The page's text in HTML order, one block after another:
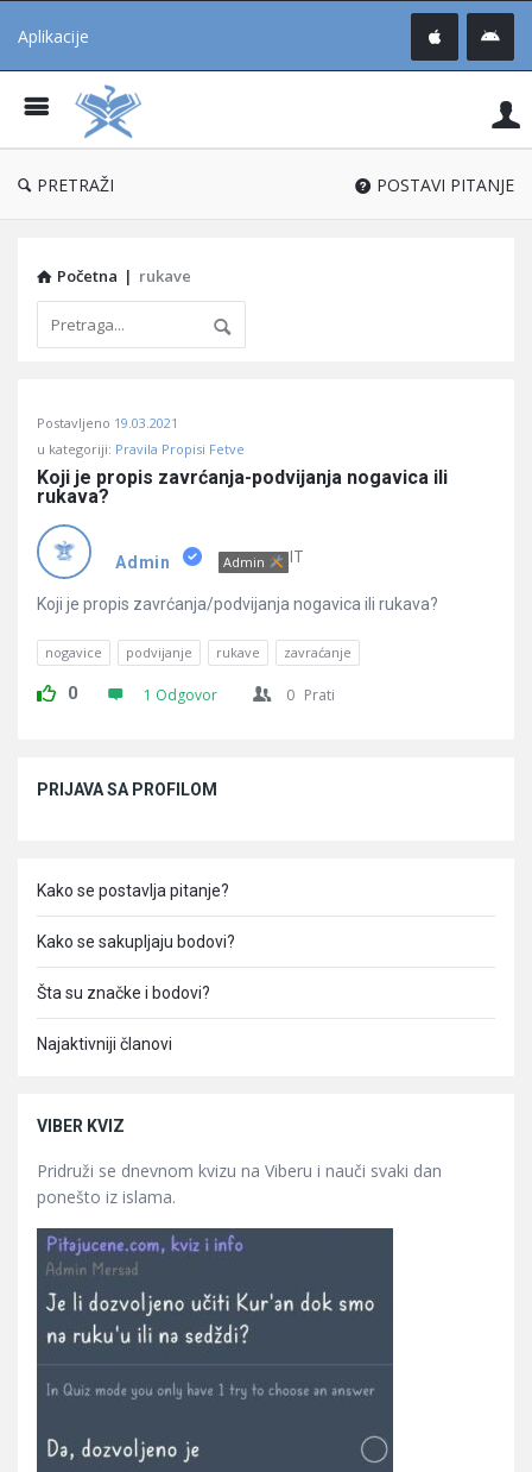
Aplikacije
®
PRETRAŽI POSTAVI PITANJE
Početna | rukave
Učene
Latest
Pitanja
Postavljeno 19.03.2021
u kategoriji: Pravila Propisi Fetve
Koji je propis zavrćanja-podvijanja nogavica ili
rukava?
Admin Admin IT
Koji je propis zavrćanja/podvijanja nogavica ili rukava?
nogavice podvijanje rukave zavraćanje
0 1 Odgovor 0 Prati
PRIJAVA SA PROFILOM
Kako se postavlja pitanje?
Kako se sakupljaju bodovi?
Šta su značke i bodovi?
Najaktivniji članovi
VIBER KVIZ
Pridruži se dnevnom kvizu na Viberu i nauči svaki dan
ponešto iz islama.